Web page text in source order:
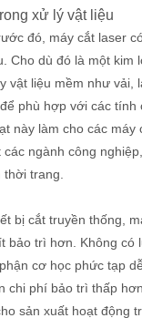
xử lý vật liệu
đó, máy cắt laser
Cho dù đó là một kim
vật liệu mềm như vải,
phù hợp với các tính
này làm cho các máy
các ngành công
trang.
bị cắt truyền thống,
bảo trì hơn. Không có
cơ học phức tạp
chi phí bảo trì thấp
sản xuất hoạt động